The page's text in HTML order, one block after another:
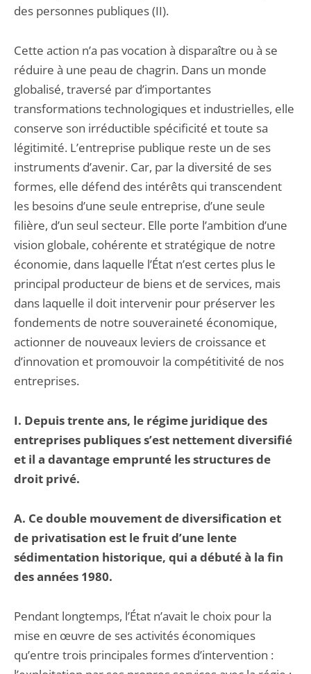
des personnes publiques (II).
Cette action n’a pas vocation à disparaître ou à se
réduire à une peau de chagrin. Dans un monde
globalisé, traversé par d’importantes
transformations technologiques et industrielles, elle
conserve son irréductible spécificité et toute sa
légitimité. L’entreprise publique reste un de ses
instruments d’avenir. Car, par la diversité de ses
formes, elle défend des intérêts qui transcendent
les besoins d’une seule entreprise, d’une seule
filière, d’un seul secteur. Elle porte l’ambition d’une
vision globale, cohérente et stratégique de notre
économie, dans laquelle l’État n’est certes plus le
principal producteur de biens et de services, mais
dans laquelle il doit intervenir pour préserver les
fondements de notre souveraineté économique,
actionner de nouveaux leviers de croissance et
d’innovation et promouvoir la compétitivité de nos
entreprises.
I. Depuis trente ans, le régime juridique des
entreprises publiques s’est nettement diversifié
et il a davantage emprunté les structures de
droit privé.
A. Ce double mouvement de diversification et
de privatisation est le fruit d’une lente
sédimentation historique, qui a débuté à la fin
des années 1980.
Pendant longtemps, l’État n’avait le choix pour la
mise en œuvre de ses activités économiques
qu’entre trois principales formes d’intervention :